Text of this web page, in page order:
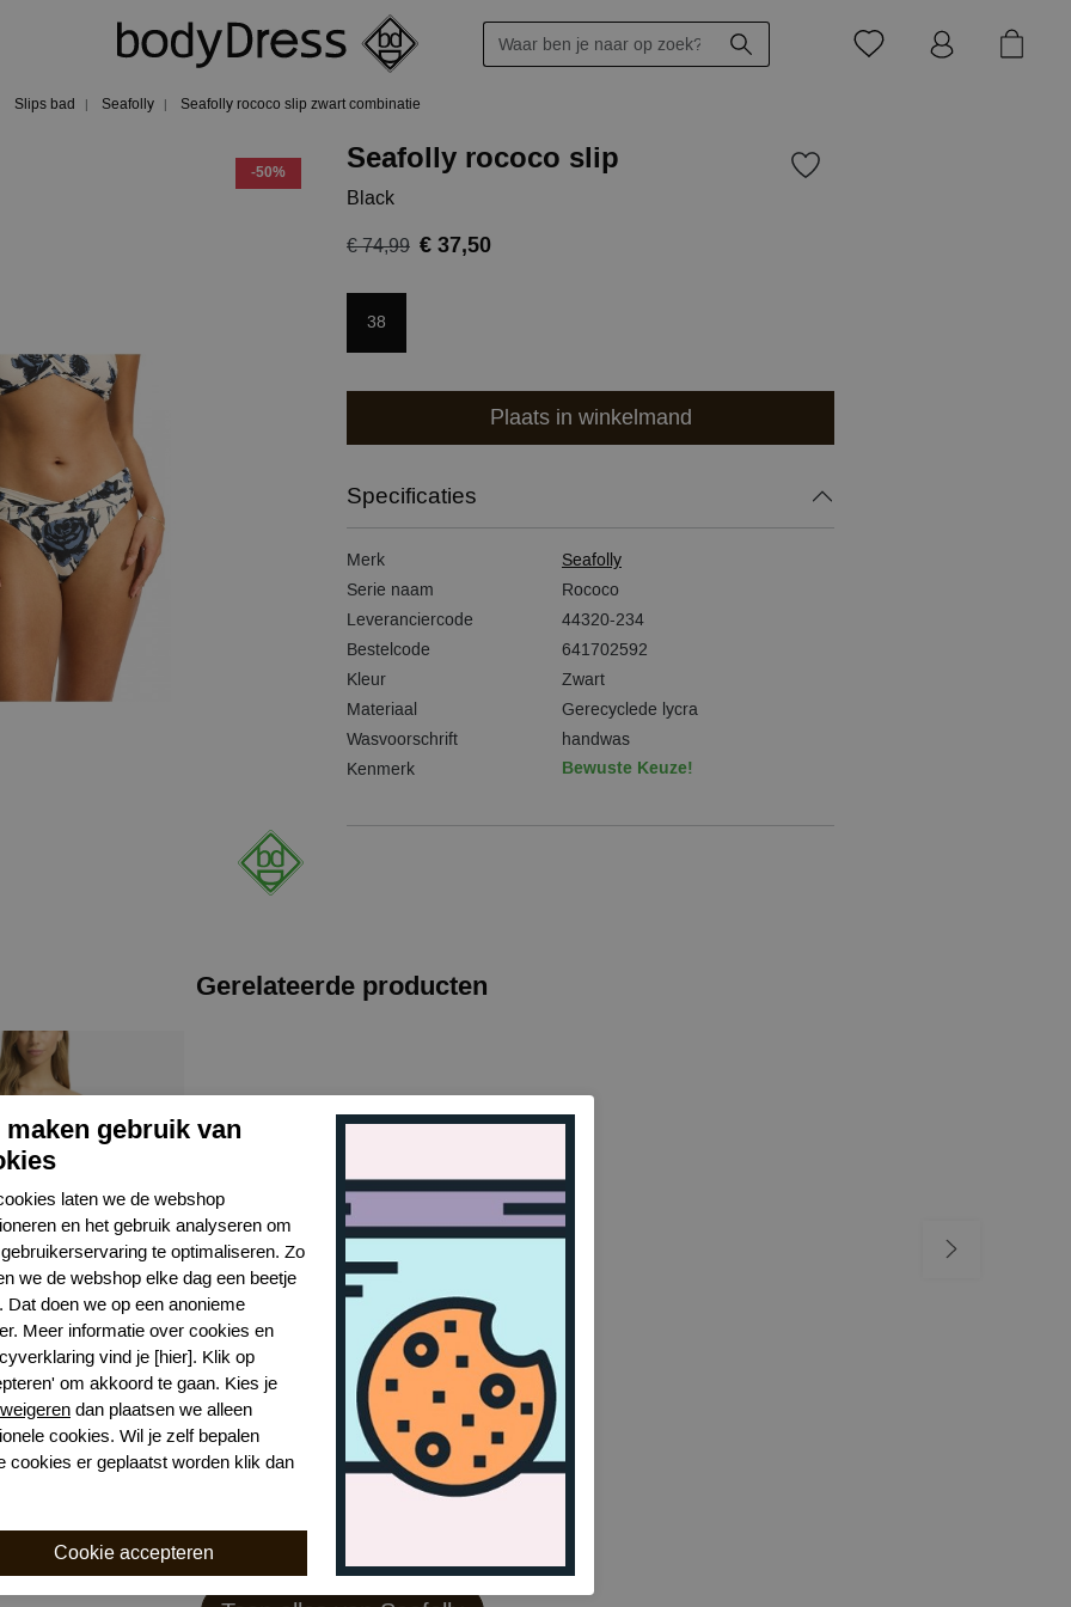
Slips bad Seafolly Seafolly rococo slip zwart combinatie
-50% Seafolly rococo slip
Black
€ 74,99 € 37,50
38
Plaats in winkelmand
Specificaties
Merk
Seafolly
Serie naam
Rococo
Leveranciercode
44320-234
Bestelcode
641702592
Kleur
Zwart
Materiaal
Gerecyclede lycra
Wasvoorschrift
handwas
Kenmerk
Bewuste Keuze!
Gerelateerde producten
top
gebruik van
laten we de webshop
en het gebruik analyseren om
te optimaliseren. Zo
we de webshop elke dag een beetje
Dat doen we op een anonieme
Meer informatie over cookies en
vind je [hier]. Klik op
om akkoord te gaan. Kies je
weigeren dan plaatsen we alleen
cookies. Wil je zelf bepalen
cookies er geplaatst worden klik dan